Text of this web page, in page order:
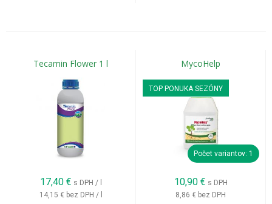
Tecamin Flower 1 l
17,40 € s DPH / l
14,15 € bez DPH / l
MycoHelp
TOP PONUKA SEZÓNY
Počet variantov: 1
10,90 € s DPH
8,86 € bez DPH